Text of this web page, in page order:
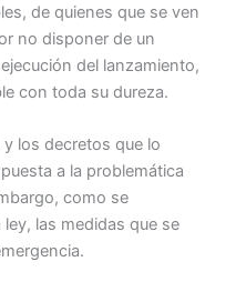
de quienes que se ven
no disponer de un
del lanzamiento,
con toda su dureza.
los decretos que lo
a la problemática
como se
las medidas que se